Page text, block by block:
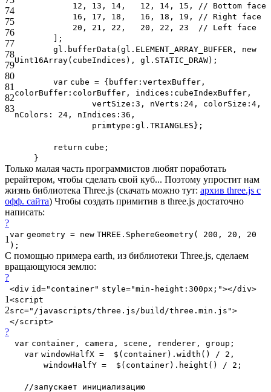
74
75
76
77
78
79
80
81
82
83
12, 13, 14, 12, 14, 15,
// Bottom face
16, 17, 18, 16, 18, 19,
// Right face
20, 21, 22, 20, 22, 23
// Left face
];
gl.bufferData(gl.ELEMENT_ARRAY_BUFFER, new
Uint16Array(cubeIndices), gl.STATIC_DRAW);
var cube = {buffer:vertexBuffer,
colorBuffer:colorBuffer, indices:cubeIndexBuffer,
vertSize:3, nVerts:24, colorSize:4,
nColors: 24, nIndices:36,
primtype:gl.TRIANGLES};
return cube;
}
Только малая часть программистов любят поработать
рерайтером, чтобы сделать свой куб... Поэтому упростит нам
жизнь библиотека Three.js (скачать можно тут: архив three.js с
офф. сайта) Чтобы создать примитив в three.js достаточно
написать:
?
1 var geometry = new THREE.SphereGeometry( 200, 20, 20
);
С помощью примера earth, из библиотеки Three.js, сделаем
вращающуюся землю:
?
1
2
<div id="container" style="min-height:300px;"></div>
<script
src="/javascripts/three.js/build/three.min.js">
</script>
?
var container, camera, scene, renderer, group;
var windowHalfX = $(container).width() / 2,
windowHalfY = $(container).height() / 2;
//запускает инициализацию